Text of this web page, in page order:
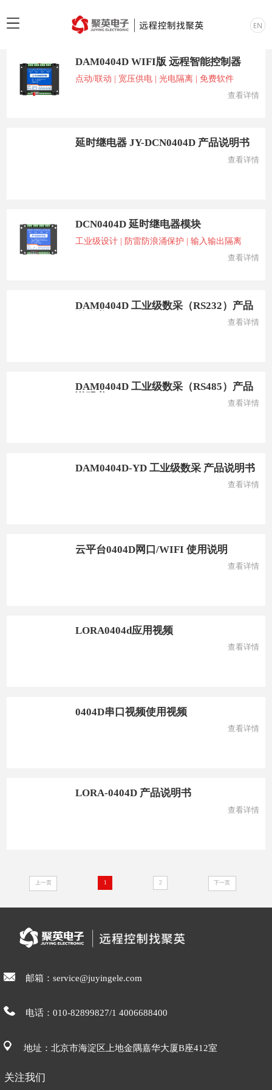
搜索结果：
DAM0404D WIFI版 远程智能控制器
点动/联动 | 宽压供电 | 光电隔离 | 免费软件
查看详情
延时继电器 JY-DCN0404D 产品说明书
查看详情
DCN0404D 延时继电器模块
工业级设计 | 防雷防浪涌保护 | 输入输出隔离
查看详情
DAM0404D 工业级数采（RS232）产品
查看详情
DAM0404D 工业级数采（RS485）产品
查看详情
DAM0404D-YD 工业级数采 产品说明书
查看详情
云平台0404D网口/WIFI 使用说明
查看详情
LORA0404d应用视频
查看详情
0404D串口视频使用视频
查看详情
LORA-0404D 产品说明书
查看详情
上一页 1 2 下一页
邮箱：service@juyingele.com
电话：010-82899827/1 4006688400
地址：北京市海淀区上地金隅嘉华大厦B座412室
关注我们